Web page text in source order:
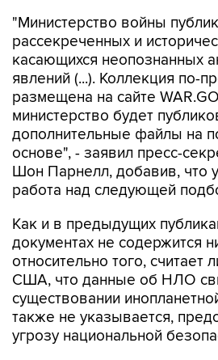
"Министерство войны
рассекреченных и
касающихся неопознанных
явлений (...). Коллекция по-
размещена на сайте
министерство будет
дополнительные файлы на
основе", - заявил пресс-
Шон Парнелл, добавив, что
работа над следующей
Как и в предыдущих
документах не содержится
относительно того, считает
США, что данные об НЛО
существовании
также не указывается,
угрозу национальной